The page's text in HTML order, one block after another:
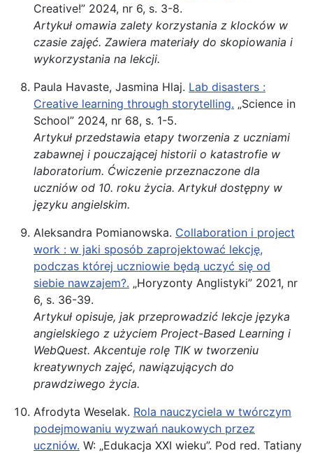
Creative!” 2024, nr 6, s. 3-8.
Artykuł omawia zalety korzystania z klocków w
czasie zajęć. Zawiera materiały do skopiowania i
wykorzystania na lekcji.
Paula Havaste, Jasmina Hlaj. Lab disasters :
Creative learning through storytelling. „Science in
School” 2024, nr 68, s. 1-5.
Artykuł przedstawia etapy tworzenia z uczniami
zabawnej i pouczającej historii o katastrofie w
laboratorium. Ćwiczenie przeznaczone dla
uczniów od 10. roku życia. Artykuł dostępny w
języku angielskim.
Aleksandra Pomianowska. Collaboration i project
work : w jaki sposób zaprojektować lekcję,
podczas której uczniowie będą uczyć się od
siebie nawzajem?. „Horyzonty Anglistyki” 2021, nr
6, s. 36-39.
Artykuł opisuje, jak przeprowadzić lekcje języka
angielskiego z użyciem Project-Based Learning i
WebQuest. Akcentuje rolę TIK w tworzeniu
kreatywnych zajęć, nawiązujących do
prawdziwego życia.
Afrodyta Weselak. Rola nauczyciela w twórczym
podejmowaniu wyzwań naukowych przez
uczniów. W: „Edukacja XXI wieku”. Pod red. Tatiany